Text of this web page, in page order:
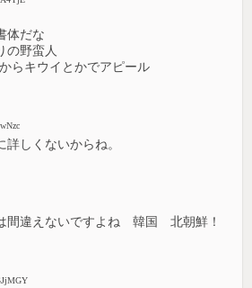
体だな
の野蛮人
らキウイとかでアピール
しくないからね。
間違えないですよね 韓国 北朝鮮！